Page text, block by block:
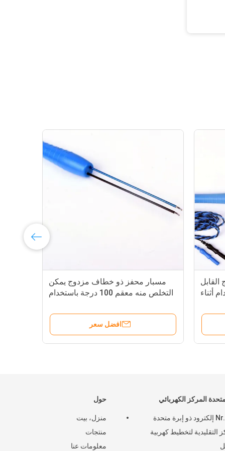
أثناء
مسبار محفز ذو خطاف مزدوج يمكن
التخلص منه معقم 100 درجة باستخدام
افضل سعر
حول
منزل، بيت
منتجات
معلومات عنا
المركز الكهربائي
Nr.10.1 إلكترود ذو إبرة متحدة
التقليدية لتخطيط كهربية